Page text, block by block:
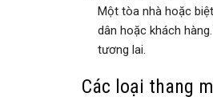
Một tòa nhà hoặc
dân hoặc khách
tương lai.
Các loại thang